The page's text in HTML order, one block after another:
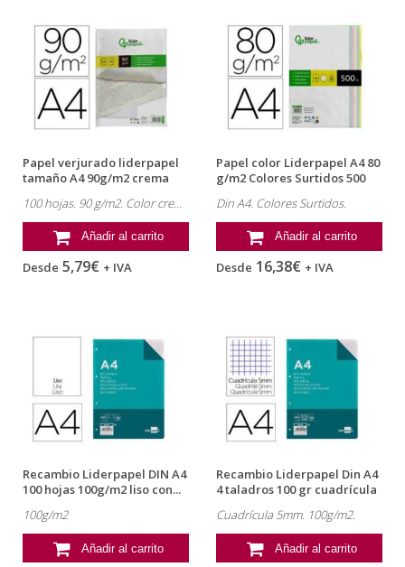
Papel verjurado liderpapel
tamaño A4 90g/m2 crema
100 hojas. 90 g/m2. Color crema.
Añadir al carrito
Desde 5,79€ + IVA
Papel color Liderpapel A4 80
g/m2 Colores Surtidos 500
Din A4. Colores Surtidos.
Añadir al carrito
Desde 16,38€ + IVA
Recambio Liderpapel DIN A4
100 hojas 100g/m2 liso con...
100g/m2
Añadir al carrito
Recambio Liderpapel Din A4
4 taladros 100 gr cuadrícula
Cuadrícula 5mm. 100g/m2.
Añadir al carrito